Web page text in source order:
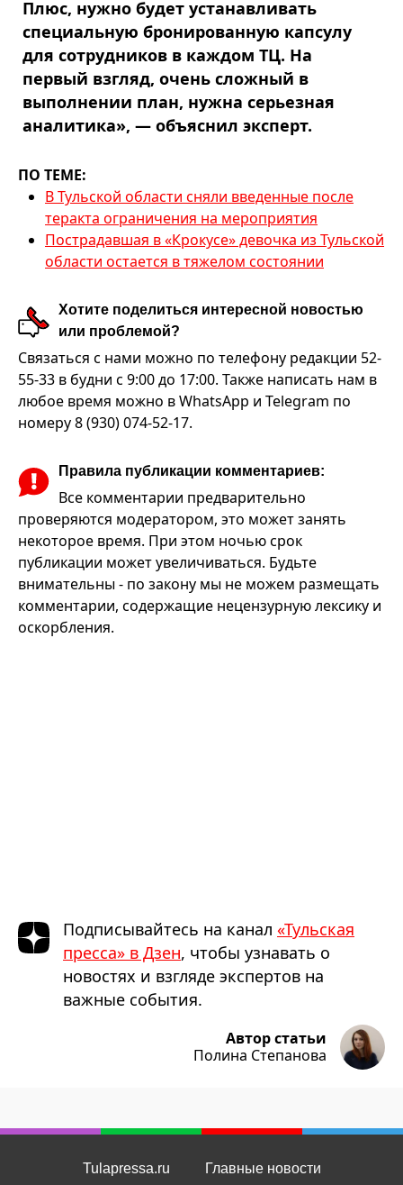
Плюс, нужно будет устанавливать
специальную бронированную капсулу
для сотрудников в каждом ТЦ. На
первый взгляд, очень сложный в
выполнении план, нужна серьезная
аналитика», — объяснил эксперт.
ПО ТЕМЕ:
В Тульской области сняли введенные после
теракта ограничения на мероприятия
Пострадавшая в «Крокусе» девочка из Тульской
области остается в тяжелом состоянии
Хотите поделиться интересной новостью
или проблемой?
Связаться с нами можно по телефону редакции 52-
55-33 в будни с 9:00 до 17:00. Также написать нам в
любое время можно в WhatsApp и Telegram по
номеру 8 (930) 074-52-17.
Правила публикации комментариев:
Все комментарии предварительно
проверяются модератором, это может занять
некоторое время. При этом ночью срок
публикации может увеличиваться. Будьте
внимательны - по закону мы не можем размещать
комментарии, содержащие нецензурную лексику и
оскорбления.
Подписывайтесь на канал «Тульская
пресса» в Дзен, чтобы узнавать о
новостях и взгляде экспертов на
важные события.
Автор статьи
Полина Степанова
Tulapressa.ru
Главные новости